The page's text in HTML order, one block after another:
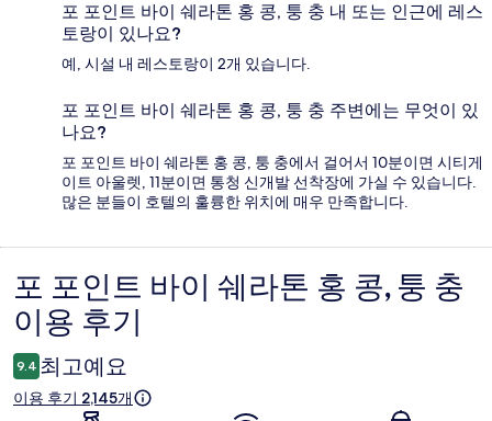
포 포인트 바이 쉐라톤 홍 콩, 퉁 충 내 또는 인근에 레스
토랑이 있나요?
예, 시설 내 레스토랑이 2개 있습니다.
포 포인트 바이 쉐라톤 홍 콩, 퉁 충 주변에는 무엇이 있
나요?
포 포인트 바이 쉐라톤 홍 콩, 퉁 충에서 걸어서 10분이면 시티게
이트 아울렛, 11분이면 통청 신개발 선착장에 가실 수 있습니다.
많은 분들이 호텔의 훌륭한 위치에 매우 만족합니다.
이
용
후
기
포 포인트 바이 쉐라톤 홍 콩, 퉁 충
이용 후기
9.4 최고예요
이용 후기 2,145개